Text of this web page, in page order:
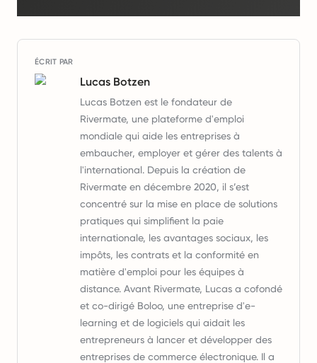
ÉCRIT PAR
Lucas Botzen
Lucas Botzen est le fondateur de
Rivermate, une plateforme d'emploi
mondiale qui aide les entreprises à
embaucher, employer et gérer des talents à
l'international. Depuis la création de
Rivermate en décembre 2020, il s’est
concentré sur la mise en place de solutions
pratiques qui simplifient la paie
internationale, les avantages sociaux, les
impôts, les contrats et la conformité en
matière d'emploi pour les équipes à
distance. Avant Rivermate, Lucas a cofondé
et co-dirigé Boloo, une entreprise d'e-
learning et de logiciels qui aidait les
entrepreneurs à lancer et développer des
entreprises de commerce électronique. Il a